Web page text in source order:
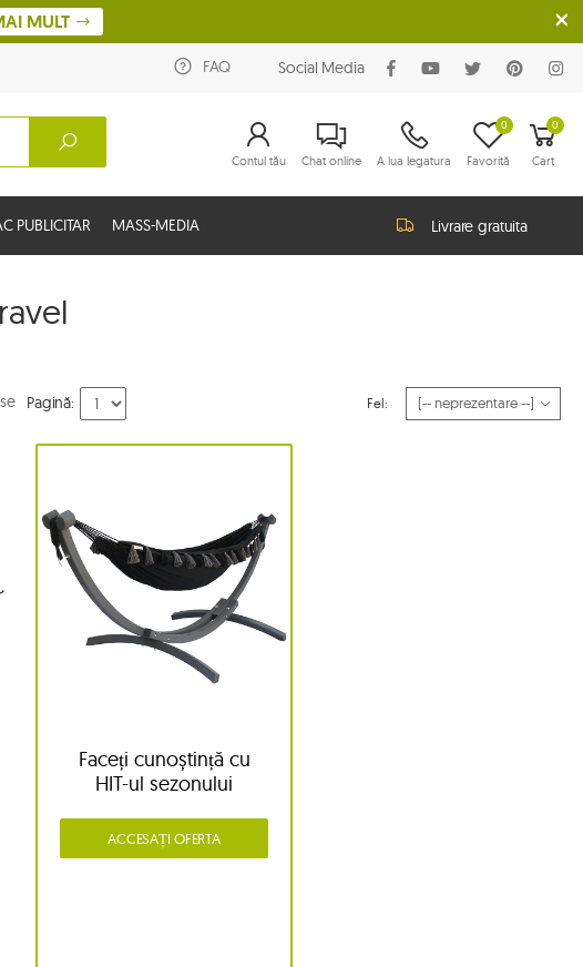
MULT
FAQ Social Media
Contul tău Chat online A lua legatura Favorită
0 0
Cart
PUBLICITAR MASS-MEDIA Livrare gratuita
Pagină: Fel:
Faceți cunoștință cu
HIT-ul sezonului
ACCESAȚI OFERTA